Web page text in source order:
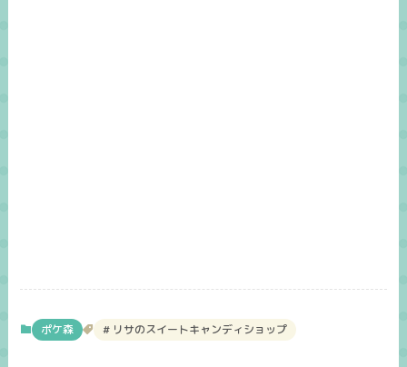
ポケ森 リサのスイートキャンディショップ